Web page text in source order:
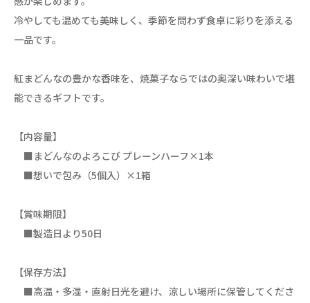
冷やしても温めても美味しく、季節を問わず食卓に彩りを添える
一品です。
紅まどんなの豊かな香味を、焼菓子ならではの奥深い味わいで堪
能できるギフトです。
【内容量】
■まどんなのよろこび プレーンハーフ×1本
■想いで包み（5個入）×1箱
【賞味期限】
■製造日より50日
【保存方法】
■高温・多湿・直射日光を避け、涼しい場所に保管してくださ